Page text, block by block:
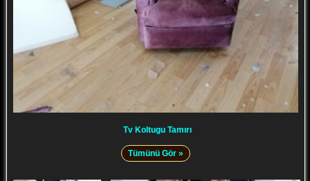
Tv Koltugu Tamırı
Tümünü Gör »